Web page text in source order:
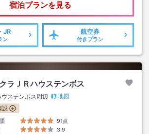
宿泊プランを見る
JR
ン
航空券
付きプラン
ラＪＲハウステンボス
ステンボス周辺
地図
設
91点
3.9